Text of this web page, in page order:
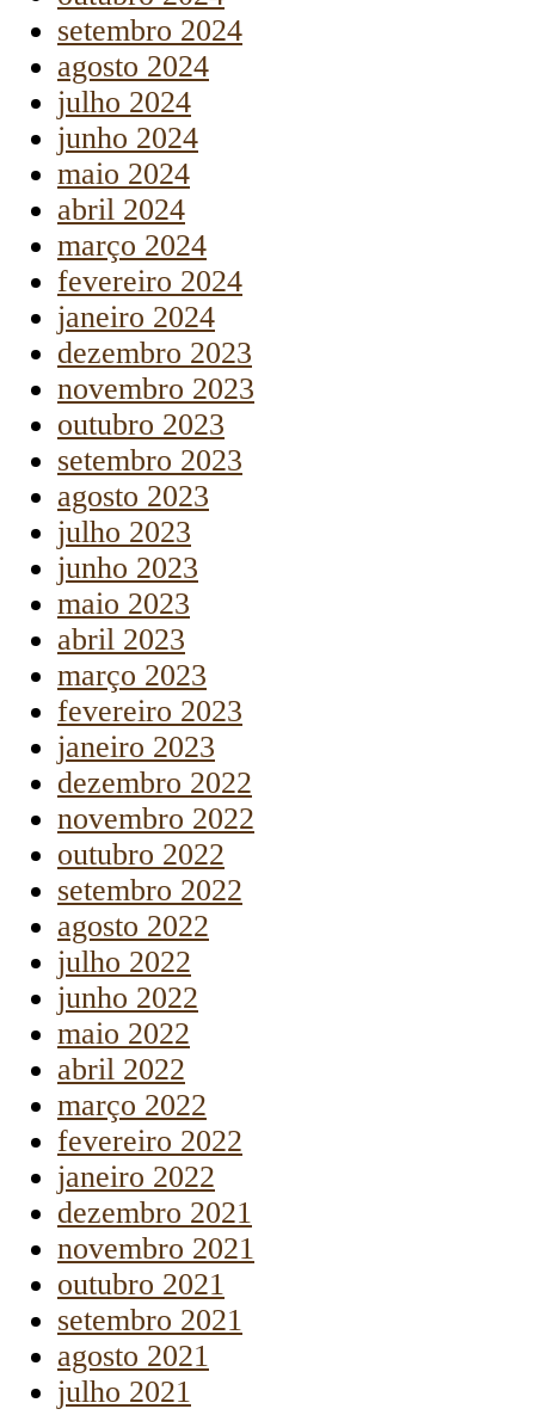
setembro 2024
agosto 2024
julho 2024
junho 2024
maio 2024
abril 2024
março 2024
fevereiro 2024
janeiro 2024
dezembro 2023
novembro 2023
outubro 2023
setembro 2023
agosto 2023
julho 2023
junho 2023
maio 2023
abril 2023
março 2023
fevereiro 2023
janeiro 2023
dezembro 2022
novembro 2022
outubro 2022
setembro 2022
agosto 2022
julho 2022
junho 2022
maio 2022
abril 2022
março 2022
fevereiro 2022
janeiro 2022
dezembro 2021
novembro 2021
outubro 2021
setembro 2021
agosto 2021
julho 2021